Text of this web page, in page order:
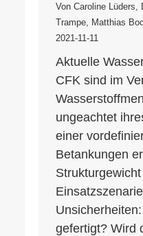
Von Caroline Lüders
Trampe
Matthias
2021-11-11
Aktuelle
CFK sind im
ungeachtet
einer
Betankungen
gefertigt? Wird